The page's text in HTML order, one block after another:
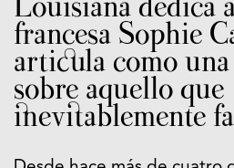
francesa Sophie
articula como
sobre aquello que
inevitablemente